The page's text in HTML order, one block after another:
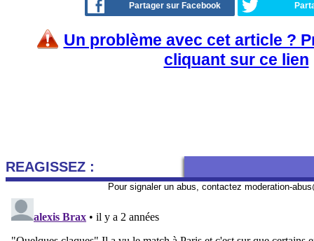
Partager sur Facebook
Un problème avec cet article ?
cliquant sur ce lien
REAGISSEZ :
Pour signaler un abus, contactez moderation-